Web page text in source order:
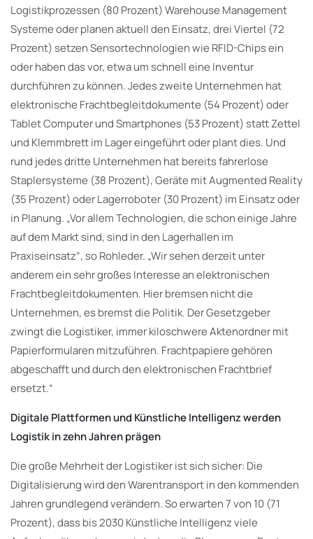
Logistikprozessen (80 Prozent) Warehouse Management
Systeme oder planen aktuell den Einsatz, drei Viertel (72
Prozent) setzen Sensortechnologien wie RFID-Chips ein
oder haben das vor, etwa um schnell eine Inventur
durchführen zu können. Jedes zweite Unternehmen hat
elektronische Frachtbegleitdokumente (54 Prozent) oder
Tablet Computer und Smartphones (53 Prozent) statt Zettel
und Klemmbrett im Lager eingeführt oder plant dies. Und
rund jedes dritte Unternehmen hat bereits fahrerlose
Staplersysteme (38 Prozent), Geräte mit Augmented Reality
(35 Prozent) oder Lagerroboter (30 Prozent) im Einsatz oder
in Planung. „Vor allem Technologien, die schon einige Jahre
auf dem Markt sind, sind in den Lagerhallen im
Praxiseinsatz“, so Rohleder. „Wir sehen derzeit unter
anderem ein sehr großes Interesse an elektronischen
Frachtbegleitdokumenten. Hier bremsen nicht die
Unternehmen, es bremst die Politik. Der Gesetzgeber
zwingt die Logistiker, immer kiloschwere Aktenordner mit
Papierformularen mitzuführen. Frachtpapiere gehören
abgeschafft und durch den elektronischen Frachtbrief
ersetzt.“
Digitale Plattformen und Künstliche Intelligenz werden
Logistik in zehn Jahren prägen
Die große Mehrheit der Logistiker ist sich sicher: Die
Digitalisierung wird den Warentransport in den kommenden
Jahren grundlegend verändern. So erwarten 7 von 10 (71
Prozent), dass bis 2030 Künstliche Intelligenz viele